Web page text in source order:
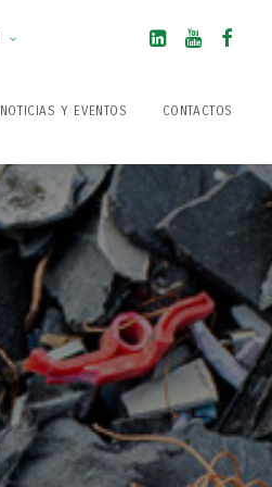
NOTICIAS Y EVENTOS CONTACTOS